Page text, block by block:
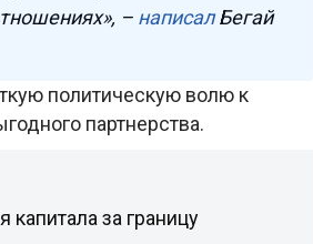
– написалБегай
политическую волю к
партнерства.
за границу